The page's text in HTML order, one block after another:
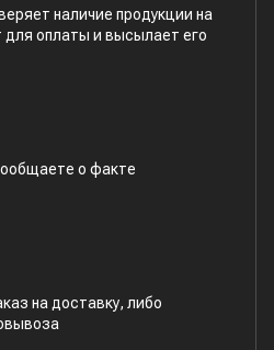
наличие продукции на
оплаты и высылает его
о факте
на доставку, либо